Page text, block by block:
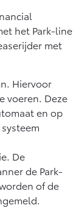
het Park-line
met
Hiervoor
voeren. Deze
en op
De
de Park-
of de